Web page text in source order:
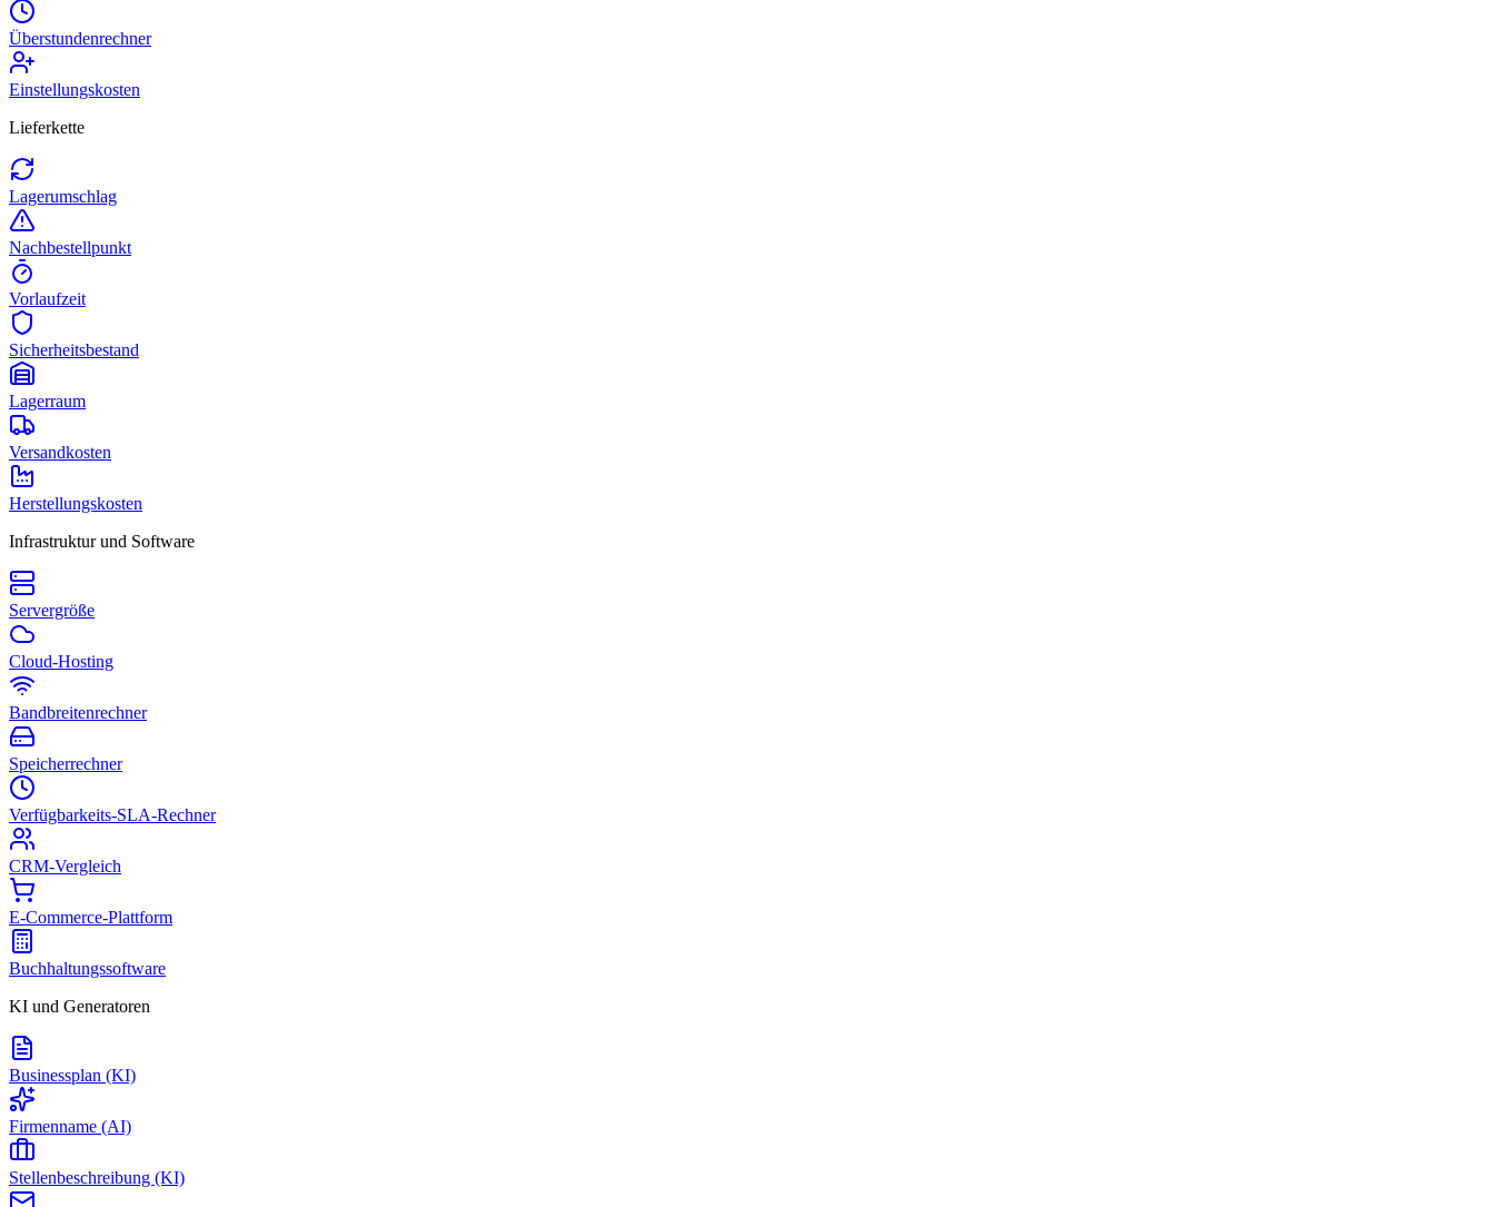
Überstundenrechner
Einstellungskosten
Lieferkette
Lagerumschlag
Nachbestellpunkt
Vorlaufzeit
Sicherheitsbestand
Lagerraum
Versandkosten
Herstellungskosten
Infrastruktur und Software
Servergröße
Cloud-Hosting
Bandbreitenrechner
Speicherrechner
Verfügbarkeits-SLA-Rechner
CRM-Vergleich
E-Commerce-Plattform
Buchhaltungssoftware
KI und Generatoren
Businessplan (KI)
Firmenname (AI)
Stellenbeschreibung (KI)